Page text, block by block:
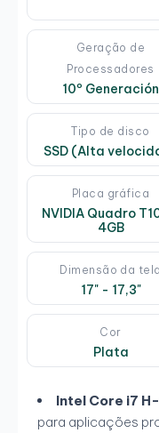
Geração de
Processadores
10º Generación
Tipo de disco
SSD (Alta
Placa gráfica
NVIDIA Quadro
4GB
Dimensão da tela
17" - 17,3"
Cor
Plata
Intel Core i7
para aplicações